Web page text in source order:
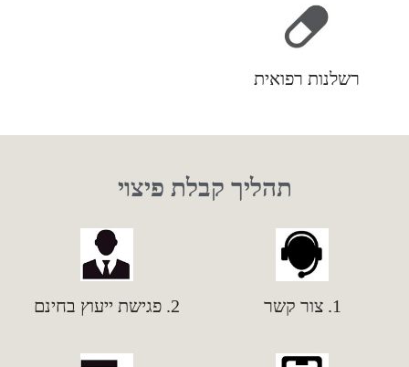
רשלנות רפואית
תהליך קבלת פיצוי
1. צור קשר 2. פגישת ייעוץ בחינם